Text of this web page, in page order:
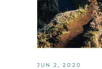
JUN 2, 2020